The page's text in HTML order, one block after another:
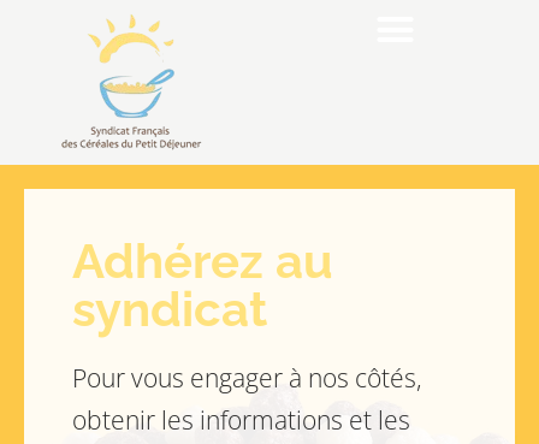
Adhérez au
syndicat
Pour vous engager à nos côtés,
obtenir les informations et les